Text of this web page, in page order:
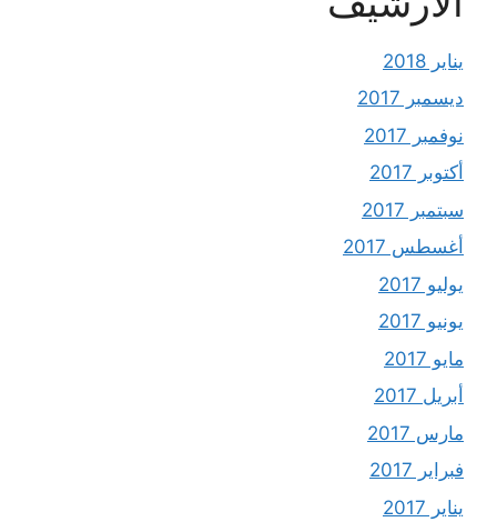
يناير 2018
ديسمبر 2017
نوفمبر 2017
أكتوبر 2017
سبتمبر 2017
أغسطس 2017
يوليو 2017
يونيو 2017
مايو 2017
أبريل 2017
مارس 2017
فبراير 2017
يناير 2017